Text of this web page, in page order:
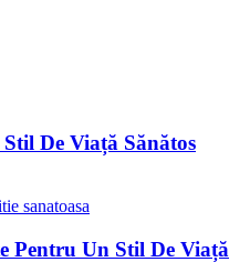
De Viață Sănătos
Pentru Un Stil De Viață